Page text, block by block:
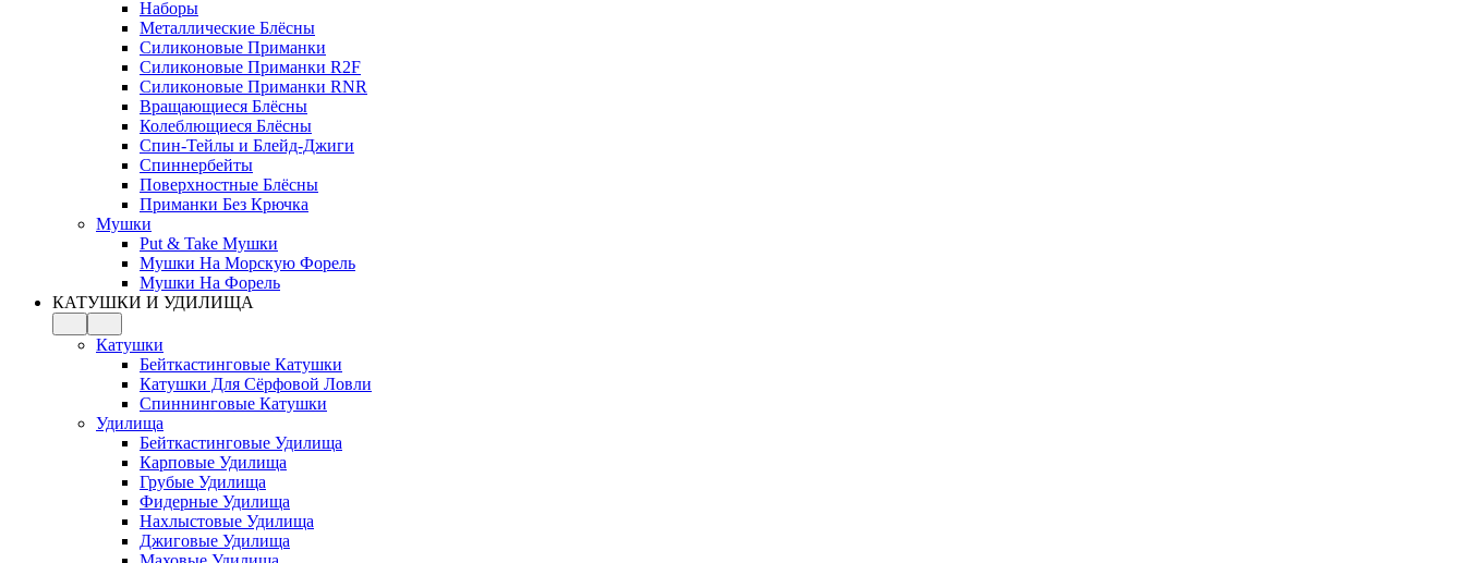
Наборы
Металлические Блёсны
Силиконовые Приманки
Силиконовые Приманки R2F
Силиконовые Приманки RNR
Вращающиеся Блёсны
Колеблющиеся Блёсны
Спин-Тейлы и Блейд-Джиги
Спиннербейты
Поверхностные Блёсны
Приманки Без Крючка
Мушки
Put & Take Мушки
Мушки На Морскую Форель
Мушки На Форель
КАТУШКИ И УДИЛИЩА
Катушки
Бейткастинговые Катушки
Катушки Для Сёрфовой Ловли
Спиннинговые Катушки
Удилища
Бейткастинговые Удилища
Карповые Удилища
Грубые Удилища
Фидерные Удилища
Нахлыстовые Удилища
Джиговые Удилища